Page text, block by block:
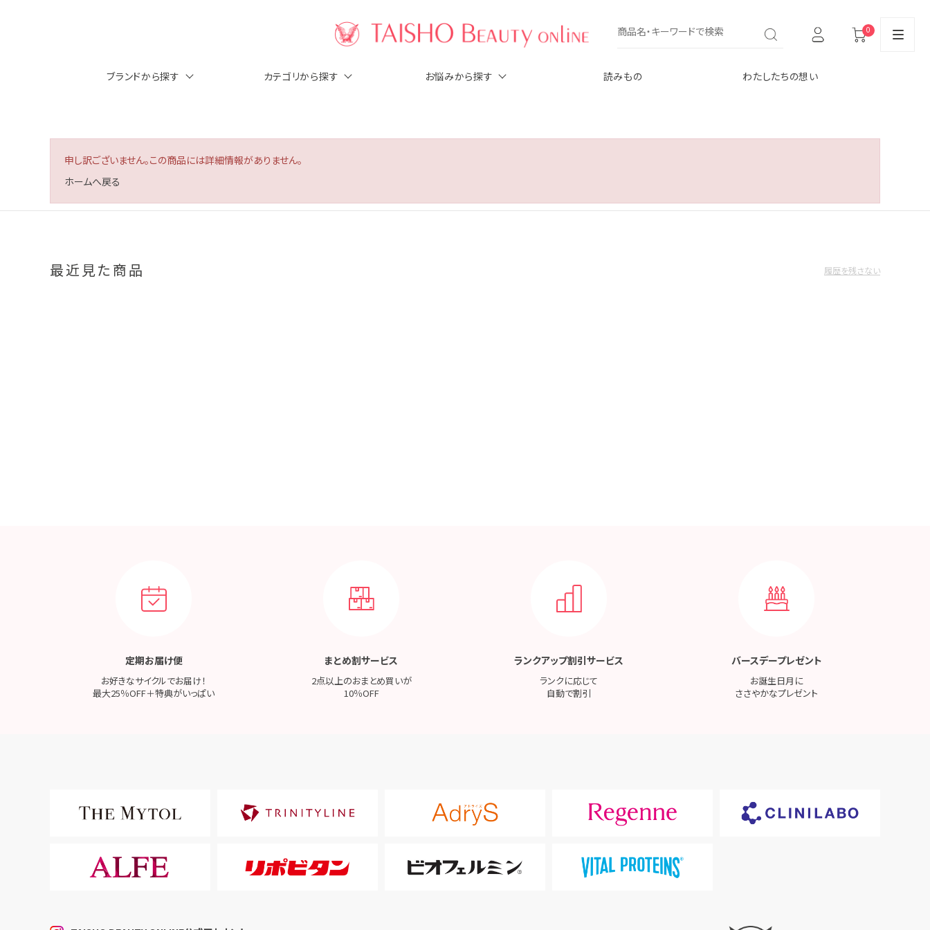
0
ブランドから探す カテゴリから探す お悩みから探す 読みもの わたしたちの想い
申し訳ございません。この商品には詳細情報がありません。
ホームへ戻る
最近見た商品 履歴を残さない
定期お届け便
お好きなサイクルでお届け！
最大25％OFF＋特典がいっぱい
まとめ割サービス
2点以上のおまとめ買いが
10％OFF
ランクアップ割引サービス
ランクに応じて
自動で割引
バースデープレゼント
お誕生日月に
ささやかなプレゼント